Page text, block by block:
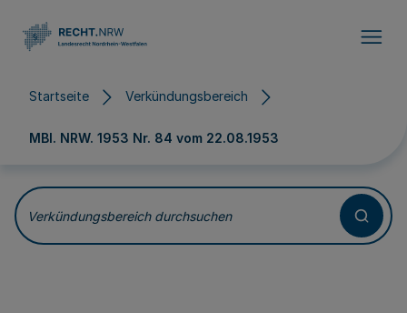
Startseite Verkündungsbereich
MBl. NRW. 1953 Nr. 84 vom 22.08.1953
Verkündungsbereich durchsuchen